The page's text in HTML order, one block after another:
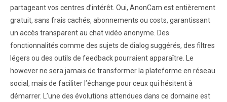
partageant vos centres d’intérêt. Oui, AnonCam est entièrement
gratuit, sans frais cachés, abonnements ou costs, garantissant
un accès transparent au chat vidéo anonyme. Des
fonctionnalités comme des sujets de dialog suggérés, des filtres
légers ou des outils de feedback pourraient apparaître. Le
however ne sera jamais de transformer la plateforme en réseau
social, mais de faciliter l’échange pour ceux qui hésitent à
démarrer. L’une des évolutions attendues dans ce domaine est